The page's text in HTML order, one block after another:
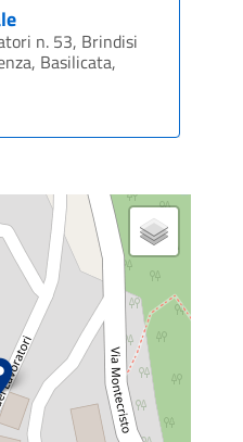
n. 53, Brindisi
Basilicata,